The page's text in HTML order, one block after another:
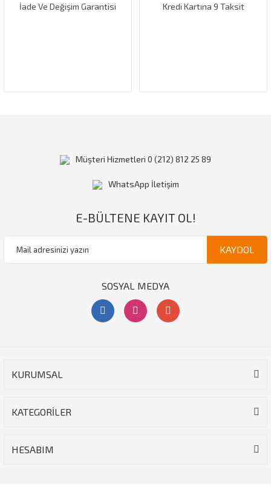
İade Ve Değişim Garantisi Kredi Kartına 9 Taksit
KURUMSAL
KATEGORİLER
HESABIM
Müşteri Hizmetleri 0 (212) 812 25 89
WhatsApp İletişim
E-BÜLTENE KAYIT OL!
KAYDOL
SOSYAL MEDYA